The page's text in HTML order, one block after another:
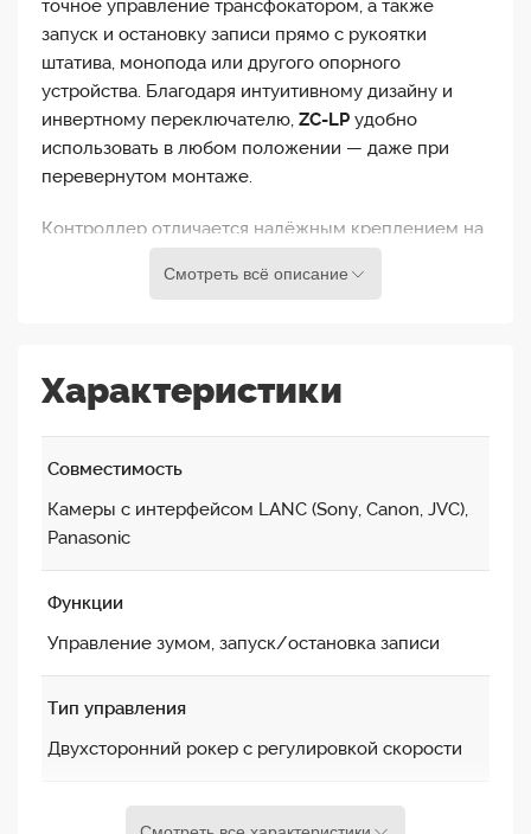
точное управление трансфокатором, а также
запуск и остановку записи прямо с рукоятки
штатива, монопода или другого опорного
устройства. Благодаря интуитивному дизайну и
инвертному переключателю, ZC-LP удобно
использовать в любом положении — даже при
перевернутом монтаже.
Контроллер отличается надёжным креплением на
кабелем длиной 70 см с разъёмом 2.5 мм.
Смотреть всё описание
Характеристики
Совместимость
Камеры с интерфейсом LANC (Sony, Canon, JVC),
Panasonic
Функции
Управление зумом, запуск/остановка записи
Тип управления
Двухсторонний рокер с регулировкой скорости